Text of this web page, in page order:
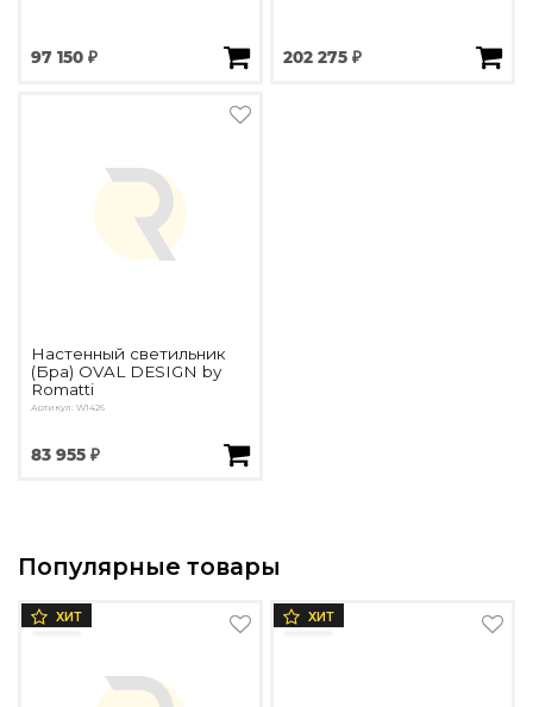
97 150 ₽ 202 275 ₽
Настенный светильник
(Бра) OVAL DESIGN by
Romatti
Артикул: W1426
83 955 ₽
Популярные товары
ХИТ ХИТ